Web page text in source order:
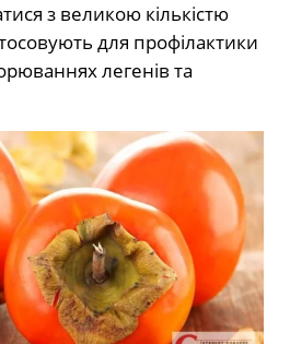
з великою кількістю
для профілактики
легенів та